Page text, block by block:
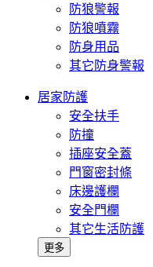
防狼警報
防狼噴霧
防身用品
其它防身警報
居家防護
安全扶手
防撞
插座安全蓋
門窗密封條
床邊護欄
安全門欄
其它生活防護
更多